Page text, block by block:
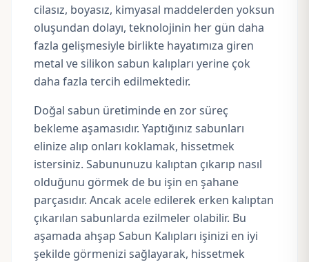
cilasız, boyasız, kimyasal maddelerden yoksun
oluşundan dolayı, teknolojinin her gün daha
fazla gelişmesiyle birlikte hayatımıza giren
metal ve silikon sabun kalıpları yerine çok
daha fazla tercih edilmektedir.
Doğal sabun üretiminde en zor süreç
bekleme aşamasıdır. Yaptığınız sabunları
elinize alıp onları koklamak, hissetmek
istersiniz. Sabununuzu kalıptan çıkarıp nasıl
olduğunu görmek de bu işin en şahane
parçasıdır. Ancak acele edilerek erken kalıptan
çıkarılan sabunlarda ezilmeler olabilir. Bu
aşamada ahşap Sabun Kalıpları işinizi en iyi
şekilde görmenizi sağlayarak, hissetmek